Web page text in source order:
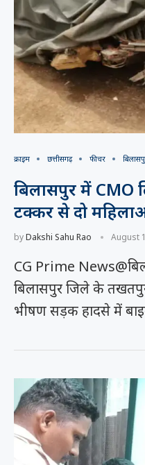
क्राइम छत्तीसगढ़ फीचर
बिलासपुर में CMO
टक्कर से दो
byDakshi Sahu Rao August
CG Prime
बिलासपुर जिले के तखतपुर
भीषण सड़क हादसे में